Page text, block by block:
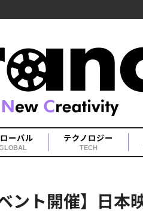
ーバル テクノロジー
TECH
ント開催】日本